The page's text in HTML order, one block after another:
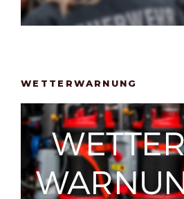
WETTERWARNUNG